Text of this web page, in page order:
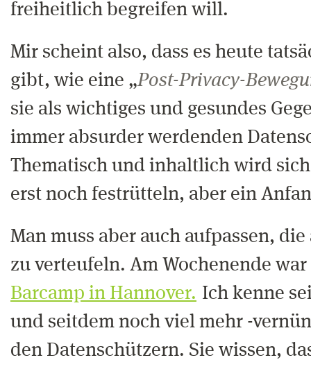
freiheitlich begreifen will.
Mir scheint also, dass es heute
gibt, wie eine „Post-Privacy-
sie als wichtiges und gesundes
immer absurder werdenden
Thematisch und inhaltlich wird
erst noch festrütteln, aber ein
Man muss aber auch aufpassen,
zu verteufeln. Am Wochenende
Barcamp in Hannover. Ich kenne
und seitdem noch viel mehr -
den Datenschützern. Sie wissen,